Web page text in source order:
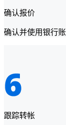
确认报价
确认并使用银行
跟踪转帐